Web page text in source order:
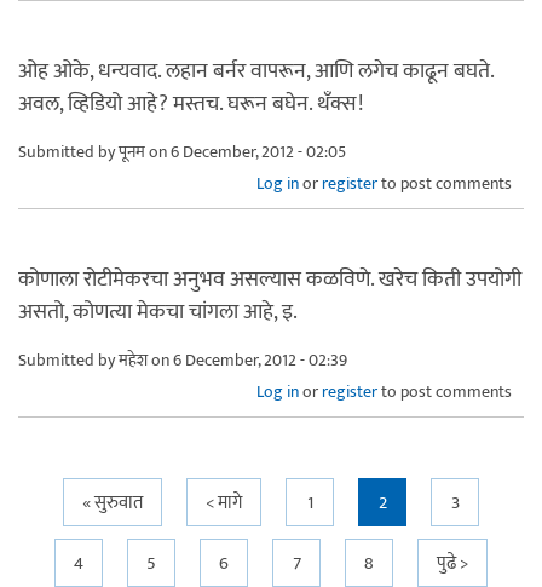
ओह ओके, धन्यवाद. लहान बर्नर वापरून, आणि लगेच काढून बघते.
अवल, व्हिडियो आहे? मस्तच. घरून बघेन. थँक्स!
Submitted byपूनमon 6 December, 2012 - 02:05
Log inorregisterto post comments
कोणाला रोटीमेकरचा अनुभव असल्यास कळविणे. खरेच किती उपयोगी
असतो, कोणत्या मेकचा चांगला आहे, इ.
Submitted byमहेशon 6 December, 2012 - 02:39
Log inorregisterto post comments
Pages« सुरुवात < मागे 1 2
3
4
5 6 7 8
पुढे >